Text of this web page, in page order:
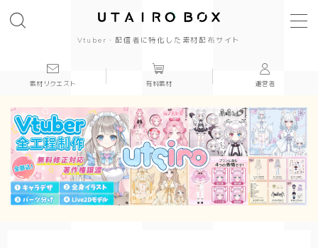
Vtuber・配信者に特化した素材配布サイト
かっこいい
かわいい
素材リクエスト 有料素材 運営者